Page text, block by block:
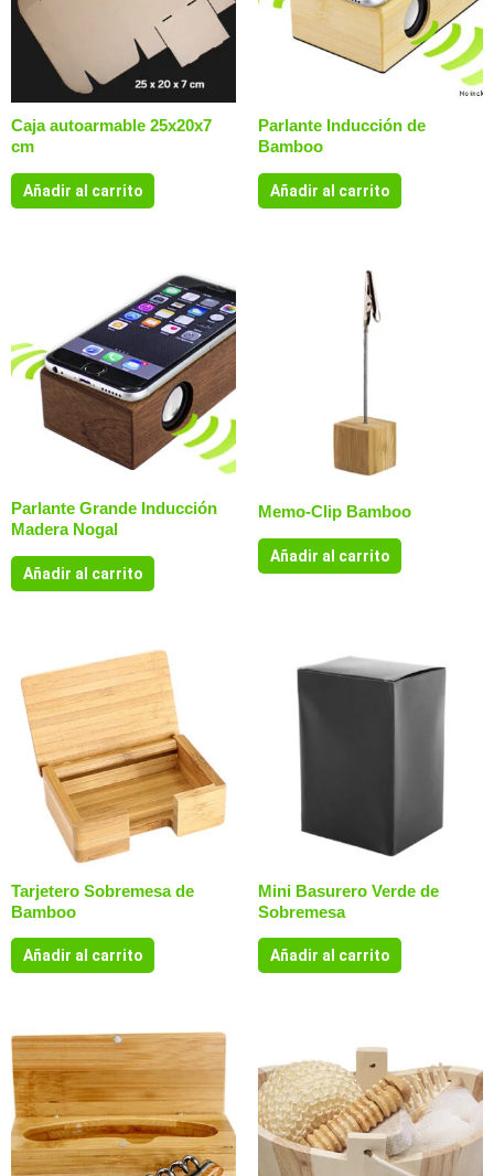
Caja autoarmable 25x20x7
cm
Añadir al carrito
Parlante Inducción de
Bamboo
Añadir al carrito
Parlante Grande Inducción
Madera Nogal
Añadir al carrito
Memo-Clip Bamboo
Añadir al carrito
Tarjetero Sobremesa de
Bamboo
Añadir al carrito
Mini Basurero Verde de
Sobremesa
Añadir al carrito